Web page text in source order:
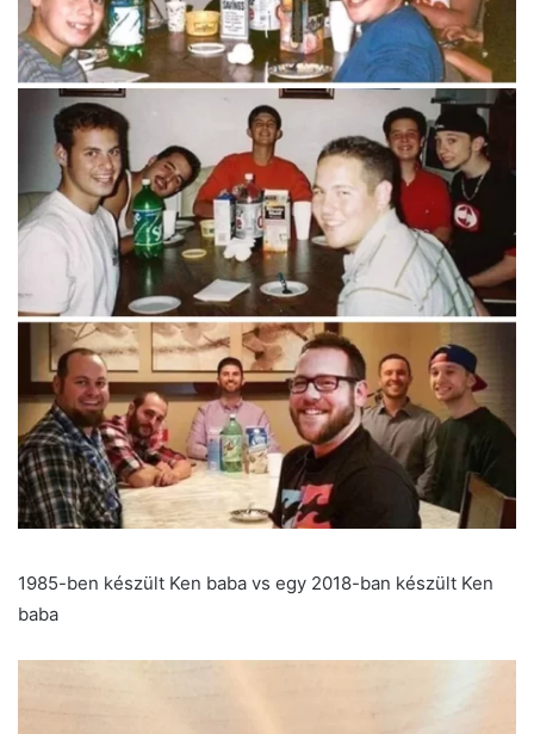
1985-ben készült Ken baba vs egy 2018-ban készült Ken
baba